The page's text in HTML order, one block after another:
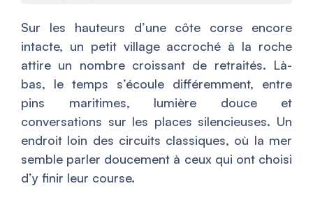
Sur les hauteurs d’une côte corse encore
intacte, un petit village accroché à la roche
attire un nombre croissant de retraités. Là-
bas, le temps s’écoule différemment, entre
pins maritimes, lumière douce et
conversations sur les places silencieuses. Un
endroit loin des circuits classiques, où la mer
semble parler doucement à ceux qui ont choisi
d’y finir leur course.